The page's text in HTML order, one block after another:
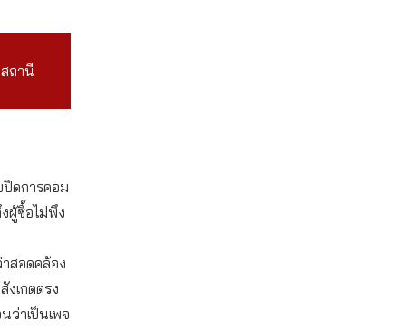
ถานี
ปิดการคอม
ผู้ซื้อไม่พึง
สอดคล้อง
งเกตตรง
ว่าเป็นเพจ